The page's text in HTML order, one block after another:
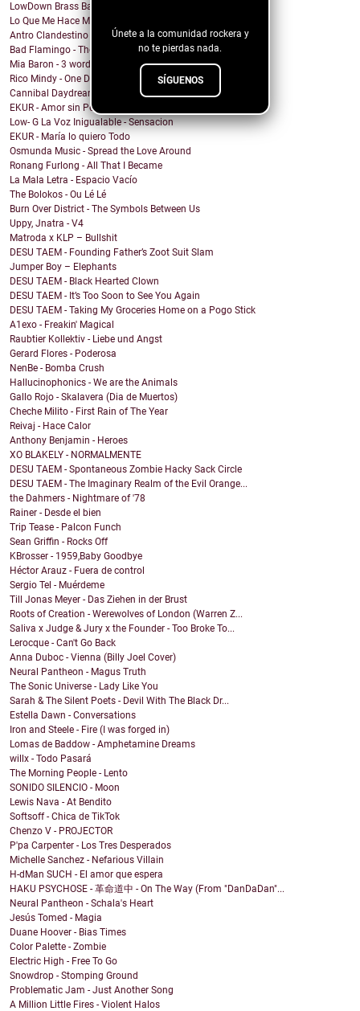
Únete a la comunidad rockera y
no te pierdas nada.
SÍGUENOS
LowDown Brass Band - Echoes of a Photo
Lo Que Me Hace Mal - Matanza
Antro Clandestino - Playa y Sol
Bad Flamingo - The Fruit
Mia Baron - 3 words
Rico Mindy - One Day I...
Cannibal Daydream - Baby, Can't You Feel My Sickness?
EKUR - Amor sin Permiso (Love is Love)
Low- G La Voz Inigualable - Sensacion
EKUR - María lo quiero Todo
Osmunda Music - Spread the Love Around
Ronang Furlong - All That I Became
La Mala Letra - Espacio Vacío
The Bolokos - Ou Lé Lé
Burn Over District - The Symbols Between Us
Uppy, Jnatra - V4
Matroda x KLP – Bullshit
DESU TAEM - Founding Father’s Zoot Suit Slam
Jumper Boy – Elephants
DESU TAEM - Black Hearted Clown
DESU TAEM - It’s Too Soon to See You Again
DESU TAEM - Taking My Groceries Home on a Pogo Stick
A1exo - Freakin' Magical
Raubtier Kollektiv - Liebe und Angst
Gerard Flores - Poderosa
NenBe - Bomba Crush
Hallucinophonics - We are the Animals
Gallo Rojo - Skalavera (Dia de Muertos)
Cheche Milito - First Rain of The Year
Reivaj - Hace Calor
Anthony Benjamin - Heroes
XO BLAKELY - NORMALMENTE
DESU TAEM - Spontaneous Zombie Hacky Sack Circle
DESU TAEM - The Imaginary Realm of the Evil Orange...
the Dahmers - Nightmare of '78
Rainer - Desde el bien
Trip Tease - Palcon Funch
Sean Griffin - Rocks Off
KBrosser - 1959,Baby Goodbye
Héctor Arauz - Fuera de control
Sergio Tel - Muérdeme
Till Jonas Meyer - Das Ziehen in der Brust
Roots of Creation - Werewolves of London (Warren Z...
Saliva x Judge & Jury x the Founder - Too Broke To...
Lerocque - Can't Go Back
Anna Duboc - Vienna (Billy Joel Cover)
Neural Pantheon - Magus Truth
The Sonic Universe - Lady Like You
Sarah & The Silent Poets - Devil With The Black Dr...
Estella Dawn - Conversations
Iron and Steele - Fire (I was forged in)
Lomas de Baddow - Amphetamine Dreams
willx - Todo Pasará
The Morning People - Lento
SONIDO SILENCIO - Moon
Lewis Nava - At Bendito
Softsoff - Chica de TikTok
Chenzo V - PROJECTOR
P'pa Carpenter - Los Tres Desperados
Michelle Sanchez - Nefarious Villain
H-dMan SUCH - El amor que espera
HAKU PSYCHOSE - 革命道中 - On The Way (From "DanDaDan"...
Neural Pantheon - Schala's Heart
Jesús Tomed - Magia
Duane Hoover - Bias Times
Color Palette - Zombie
Electric High - Free To Go
Snowdrop - Stomping Ground
Problematic Jam - Just Another Song
A Million Little Fires - Violent Halos